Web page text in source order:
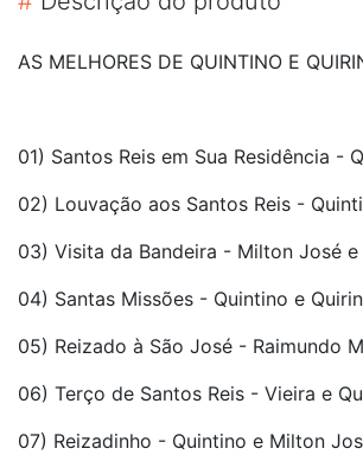
AS MELHORES DE QUINTINO E
01) Santos Reis em Sua Residência -
02) Louvação aos Santos Reis -
03) Visita da Bandeira - Milton José e
04) Santas Missões - Quintino e
05) Reizado à São José - Raimundo
06) Terço de Santos Reis - Vieira e
07) Reizadinho - Quintino e Milton